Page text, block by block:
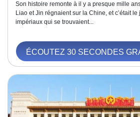
Son histoire remonte à il y a presque mille
Liao et Jin régnaient sur la Chine, et c’était
impériaux qui se trouvaient...
ÉCOUTEZ 30 SECONDES